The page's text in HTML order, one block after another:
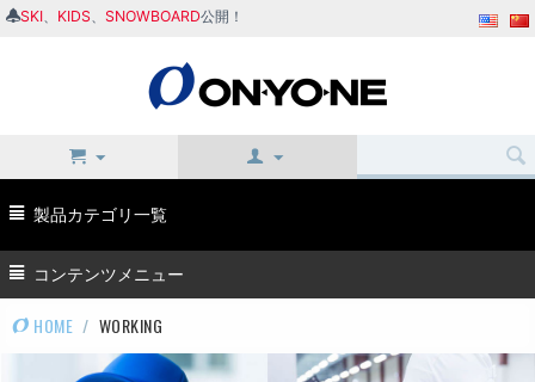
SKI KIDS SNOWBOARD公開！
製品カテゴリ一覧
コンテンツメニュー
HOME / WORKING